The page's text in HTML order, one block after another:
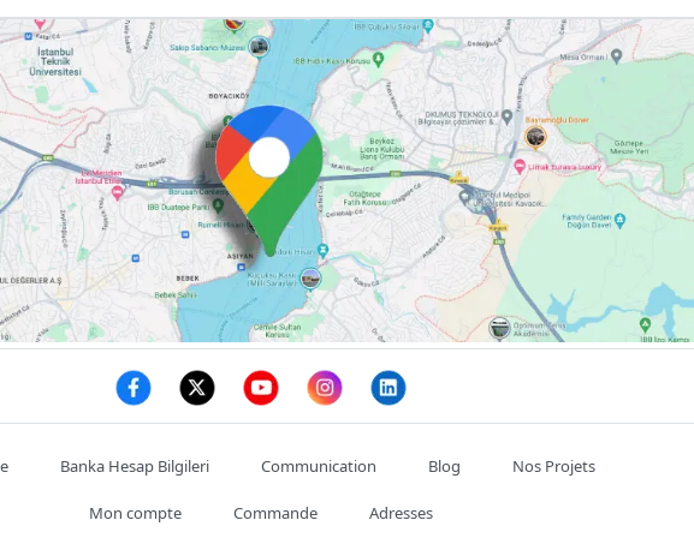
Banka Hesap Bilgileri Communication Blog Nos Projets
Mon compte Commande Adresses